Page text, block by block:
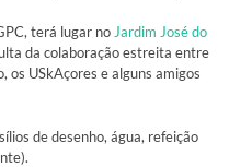
terá lugar no Jardim José do
da colaboração estreita entre
os USkAçores e alguns amigos
de desenho, água, refeição